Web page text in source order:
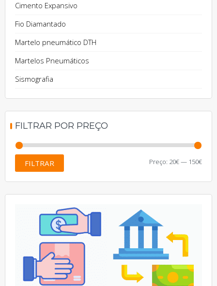
Cimento Expansivo
Fio Diamantado
Martelo pneumático DTH
Martelos Pneumáticos
Sismografia
FILTRAR POR PREÇO
FILTRAR Preço: 20€— 150€